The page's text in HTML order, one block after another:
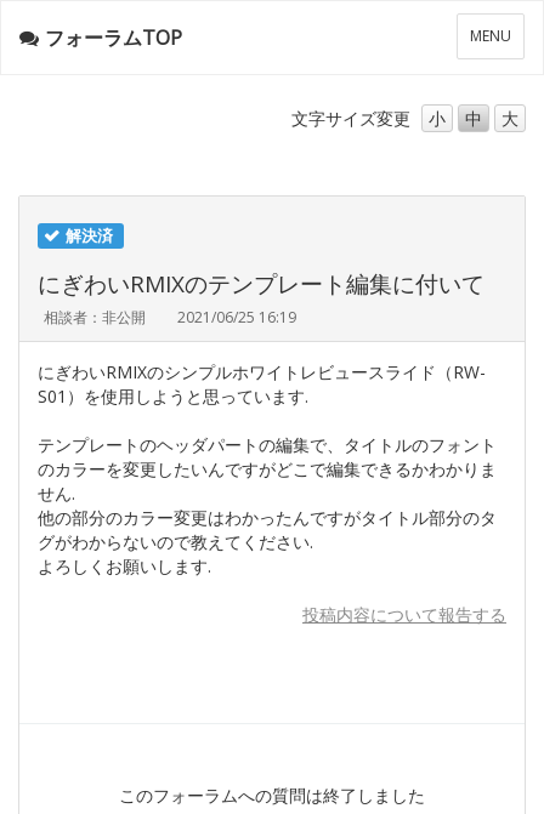
メ
ニ
ー
MENU
フォーラムTOP
文字サイズ変更 小 中 大
解決済
にぎわいRMIXのテンプレート編集に付いて
相談者：非公開 2021/06/25 16:19
にぎわいRMIXのシンプルホワイトレビュースライド（RW-
S01）を使用しようと思っています.
テンプレートのヘッダパートの編集で、タイトルのフォント
のカラーを変更したいんですがどこで編集できるかわかりま
せん.
他の部分のカラー変更はわかったんですがタイトル部分のタ
グがわからないので教えてください.
よろしくお願いします.
投稿内容について報告する
このフォーラムへの質問は終了しました